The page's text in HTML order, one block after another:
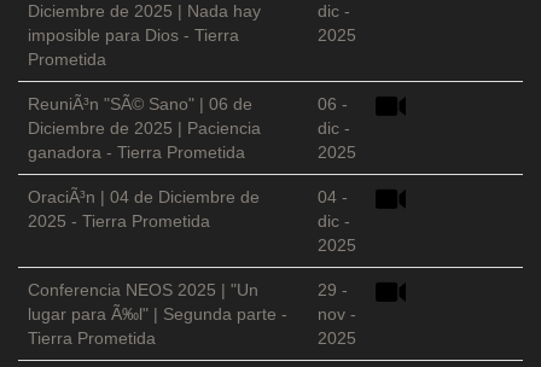
Diciembre de 2025 | Nada hay
imposible para Dios - Tierra
Prometida
dic -
2025
ReuniÃ³n "SÃ© Sano" | 06 de
Diciembre de 2025 | Paciencia
ganadora - Tierra Prometida
06 -
dic -
2025
OraciÃ³n | 04 de Diciembre de
2025 - Tierra Prometida
04 -
dic -
2025
Conferencia NEOS 2025 | "Un
lugar para Ã‰l" | Segunda parte -
Tierra Prometida
29 -
nov -
2025